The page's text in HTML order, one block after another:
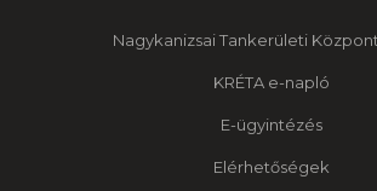
Nagykanizsai Tankerületi
KRÉTA e-napló
E-ügyintézés
Elérhetőségek